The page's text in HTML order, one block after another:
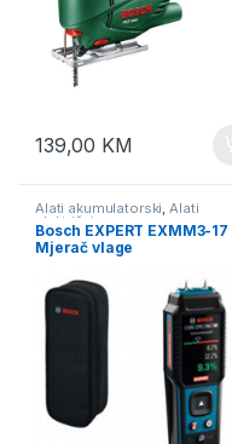
139,00 KM
Alati akumulatorski,Alati
električni
Bosch EXPERT EXMM3-17
Mjerač vlage